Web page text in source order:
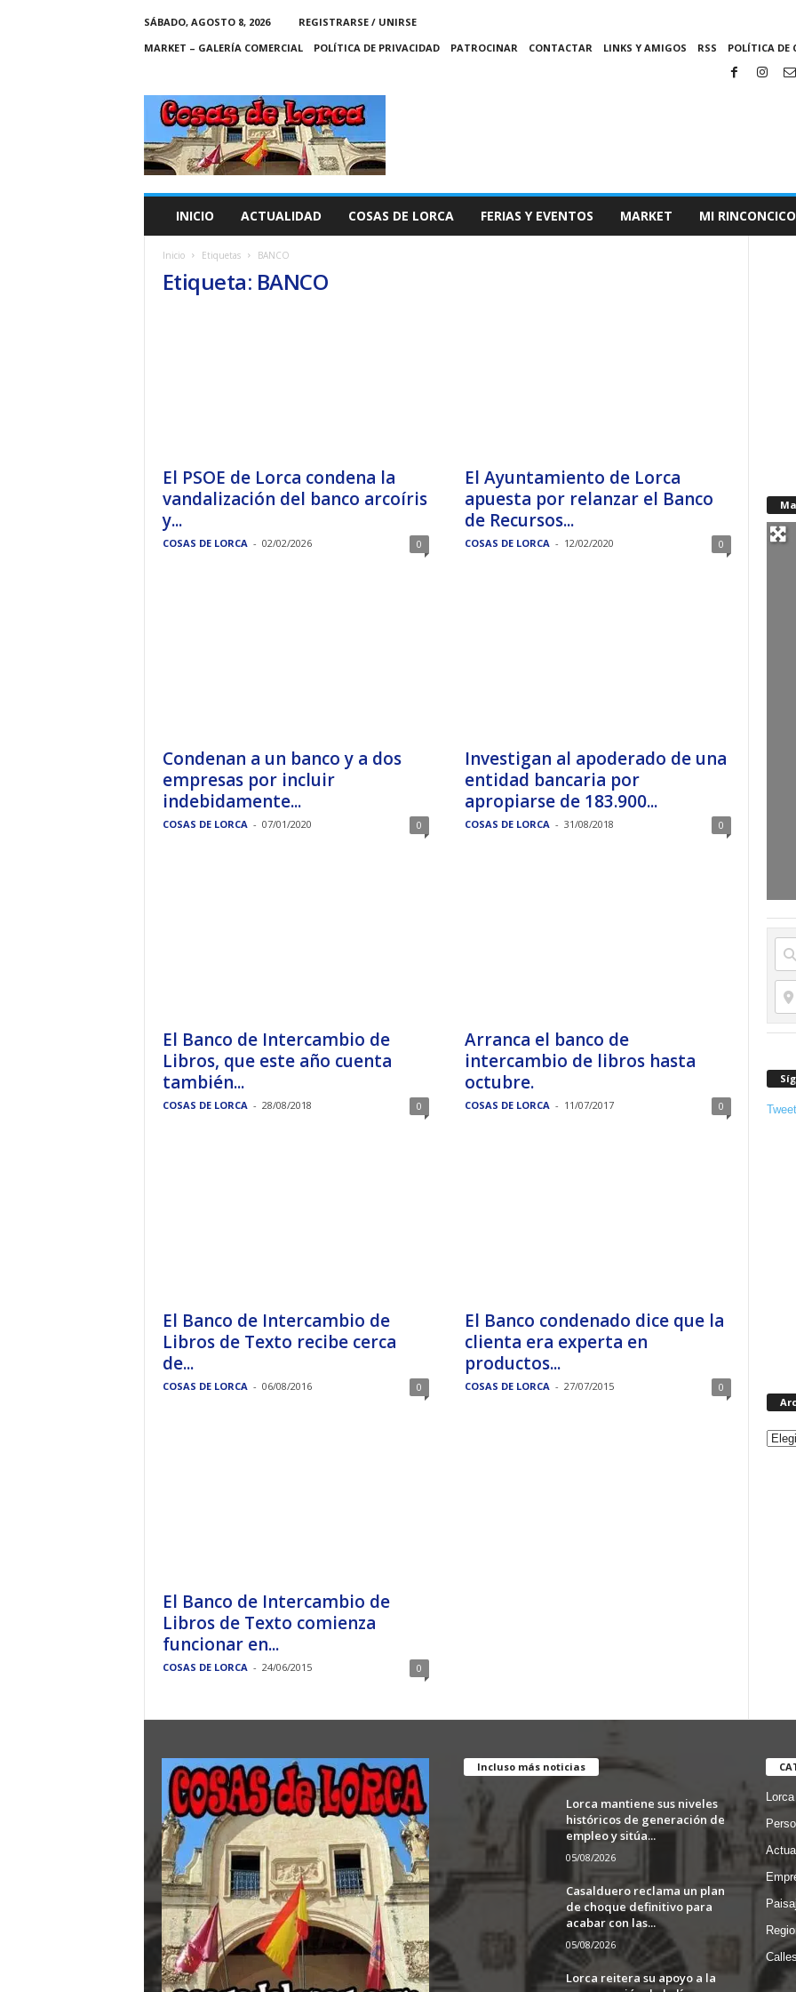
SÁBADO, AGOSTO 8, 2026
REGISTRARSE / UNIRSE
MARKET – GALERÍA COMERCIAL
POLÍTICA DE PRIVACIDAD PATROCINAR CONTACTAR LINKS Y AMIGOS RSS POLÍTICA DE
C
A
S
INICIO ACTUALIDAD COSAS DE LORCA FERIAS Y EVENTOS MARKET MI RINCONCICO
Inicio Etiquetas BANCO
Etiqueta: BANCO
El PSOE de Lorca condena la
vandalización del banco arcoíris
y...
COSAS DE LORCA - 02/02/2026 0
El Ayuntamiento de Lorca
apuesta por relanzar el Banco
de Recursos...
COSAS DE LORCA - 12/02/2020 0
Condenan a un banco y a dos
empresas por incluir
indebidamente...
COSAS DE LORCA - 07/01/2020 0
Investigan al apoderado de una
entidad bancaria por
apropiarse de 183.900...
COSAS DE LORCA - 31/08/2018 0
El Banco de Intercambio de
Libros, que este año cuenta
también...
COSAS DE LORCA - 28/08/2018 0
Arranca el banco de
intercambio de libros hasta
octubre.
COSAS DE LORCA - 11/07/2017 0
El Banco de Intercambio de
Libros de Texto recibe cerca
de...
COSAS DE LORCA - 06/08/2016 0
El Banco condenado dice que la
clienta era experta en
productos...
COSAS DE LORCA - 27/07/2015 0
El Banco de Intercambio de
Libros de Texto comienza
funcionar en...
COSAS DE LORCA - 24/06/2015 0
Incluso más noticias
Lorca mantiene sus niveles
históricos de generación de
empleo y sitúa...
05/08/2026
Casalduero reclama un plan
de choque definitivo para
acabar con las...
05/08/2026
Lorca reitera su apoyo a la
Lorca